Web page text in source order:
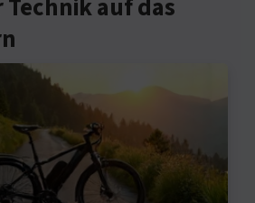
auf das